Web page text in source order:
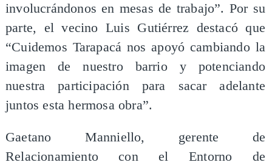
involucrándonos en mesas de trabajo”. Por su
parte, el vecino Luis Gutiérrez destacó que
“Cuidemos Tarapacá nos apoyó cambiando la
imagen de nuestro barrio y potenciando
nuestra participación para sacar adelante
juntos esta hermosa obra”.
Gaetano Manniello, gerente de
Relacionamiento con el Entorno de